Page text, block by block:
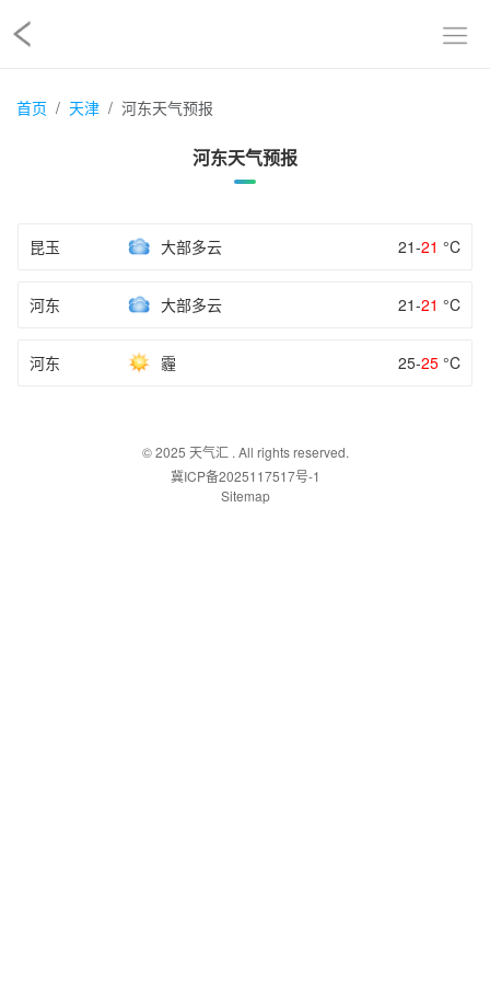
首页 天津 河东天气预报
河东天气预报
昆玉 大部多云 21-21 °C
河东 大部多云 21-21 °C
河东 霾 25-25 °C
© 2025 天气汇. All rights reserved.
冀ICP备2025117517号-1
Sitemap